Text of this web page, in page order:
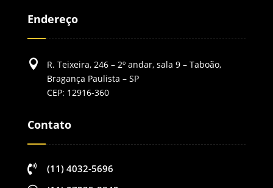
Endereço

R. Teixeira, 246 – 2º andar, sala 9 – Taboão,
Bragança Paulista – SP
CEP: 12916-360
Contato
 (11) 4032-5696